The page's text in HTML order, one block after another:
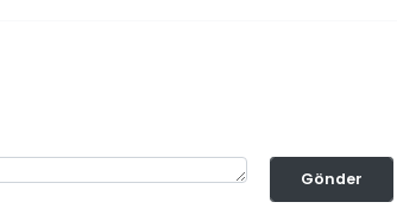
Gönder